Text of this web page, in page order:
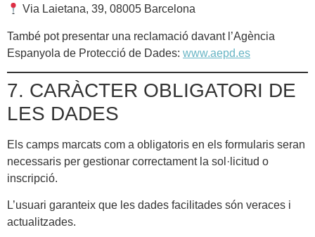
Via Laietana, 39, 08005 Barcelona
També pot presentar una reclamació davant l’Agència
Espanyola de Protecció de Dades: www.aepd.es
7. CARÀCTER OBLIGATORI DE
LES DADES
Els camps marcats com a obligatoris en els formularis seran
necessaris per gestionar correctament la sol·licitud o
inscripció.
L’usuari garanteix que les dades facilitades són veraces i
actualitzades.